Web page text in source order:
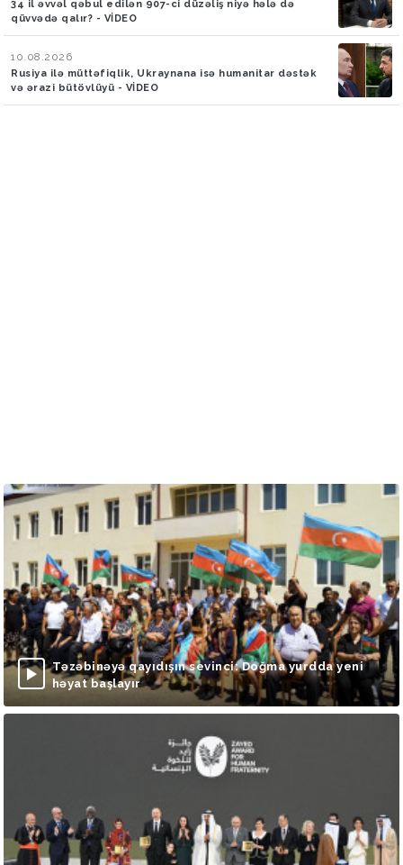
34 il əvvəl qəbul edilən 907-ci düzəliş niyə hələ də
qüvvədə qalır? - VİDEO
10.08.2026
Rusiya ilə müttəfiqlik, Ukraynana isə humanitar dəstək
və ərazi bütövlüyü - VİDEO
Təzəbinəyə qayıdışın sevinci: Doğma yurdda yeni
həyat başlayır